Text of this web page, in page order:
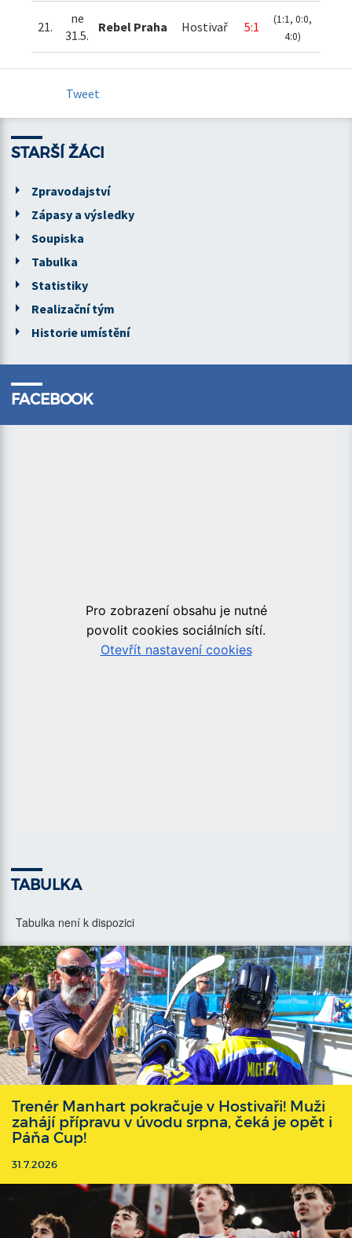
21.
ne
31.5.
Rebel Praha Hostivař 5:1
(1:1, 0:0,
4:0)
Tweet
STARŠÍ ŽÁCI
Zpravodajství
Zápasy a výsledky
Soupiska
Tabulka
Statistiky
Realizační tým
Historie umístění
FACEBOOK
TABULKA
Tabulka není k dispozici
Trenér Manhart pokračuje v Hostivaři! Muži
zahájí přípravu v úvodu srpna, čeká je opět i
Páňa Cup!
31.7.2026